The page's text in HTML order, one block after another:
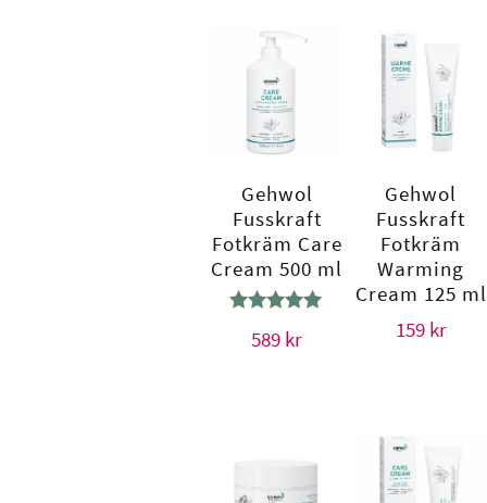
Gehwol
Fusskraft
Fotkräm Care
Cream 500 ml
5.00
589 kr
Gehwol
Fusskraft
Fotkräm
Warming
Cream 125 ml
159 kr